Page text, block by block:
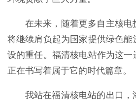
在未来，随着更多自主核
将继续肩负起为国家提供绿色能
设的重任。福清核电站作为这一
正在书写着属于它的时代篇章。
我站在福清核电站的出口，